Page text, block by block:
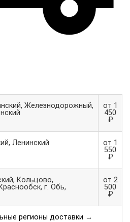
Железнодорожный,
от 1
450
₽
Ленинский
от 1
550
₽
Кольцово,
г. Обь,
от 2
500
₽
регионы доставки →